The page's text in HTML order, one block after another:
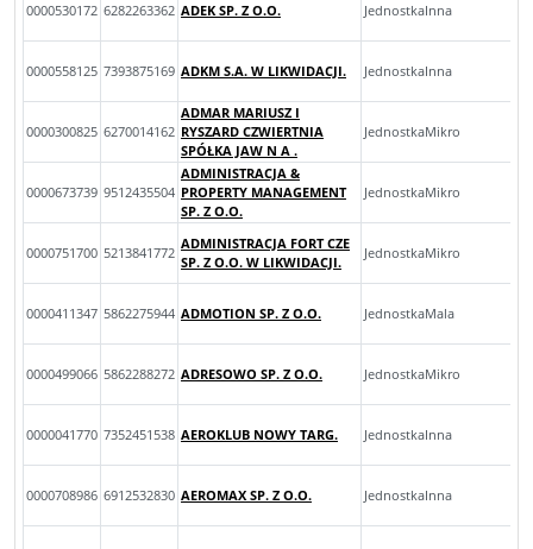
0000530172 6282263362 ADEK SP. Z O.O. JednostkaInna
0000558125 7393875169 ADKM S.A. W LIKWIDACJI. JednostkaInna
0000300825 6270014162
ADMAR MARIUSZ I
RYSZARD CZWIERTNIA
SPÓŁKA JAW N A .
JednostkaMikro
0000673739 9512435504
ADMINISTRACJA &
PROPERTY MANAGEMENT
SP. Z O.O.
JednostkaMikro
0000751700 5213841772
ADMINISTRACJA FORT CZE
SP. Z O.O. W LIKWIDACJI.
JednostkaMikro
0000411347 5862275944 ADMOTION SP. Z O.O. JednostkaMala
0000499066 5862288272 ADRESOWO SP. Z O.O. JednostkaMikro
0000041770 7352451538 AEROKLUB NOWY TARG. JednostkaInna
0000708986 6912532830 AEROMAX SP. Z O.O. JednostkaInna